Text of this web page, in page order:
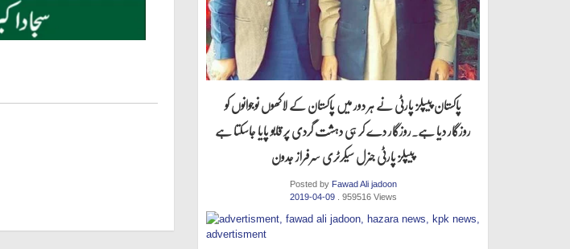
پاکستان پیپلز پارٹی نے ہر دور میں پاکستان کے لاکھوں نوجوانوں کو
روزگار دیا ہے.روزگار دے کر ہی دہشت گردی پر قابو پایا جاسکتا ہے
پیپلز پارٹی جنرل سیکرٹری سرفراز جدون
Posted by Fawad Ali jadoon
2019-04-09
. 959516 Views